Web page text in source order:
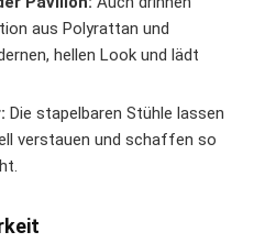
aus Polyrattan und
hellen Look und lädt
Die stapelbaren Stühle lassen
verstauen und schaffen so